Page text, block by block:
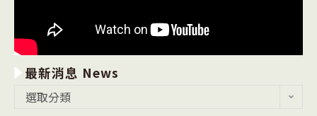
最新消息 News
選取分類